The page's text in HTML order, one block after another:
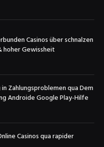
Casinos über schnalzen
hoher Gewissheit
Zahlungsproblemen qua Dem
Androide Google Play-Hilfe
Casinos qua rapider